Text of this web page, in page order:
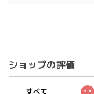
ショップの評価
すべて